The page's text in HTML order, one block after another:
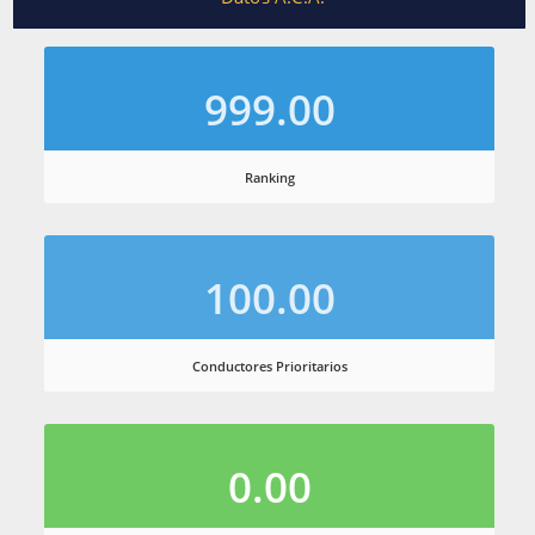
999.00
Ranking
100.00
Conductores Prioritarios
0.00